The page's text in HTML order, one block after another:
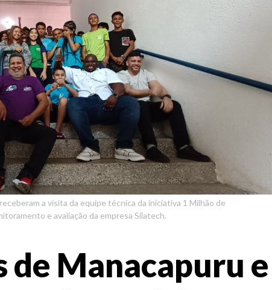
a visita da equipe técnica da iniciativa 1 Milhão de
e avaliação da empresa Silatech.
Manacapuru e